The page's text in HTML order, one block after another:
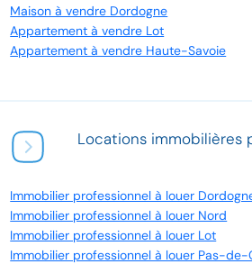
Maison à vendre Dordogne
Appartement à vendre Lot
Appartement à vendre Haute-Savoie
Locations immobilières
Immobilier professionnel à louer
Immobilier professionnel à louer Nord
Immobilier professionnel à louer Lot
Immobilier professionnel à louer Pas-de-